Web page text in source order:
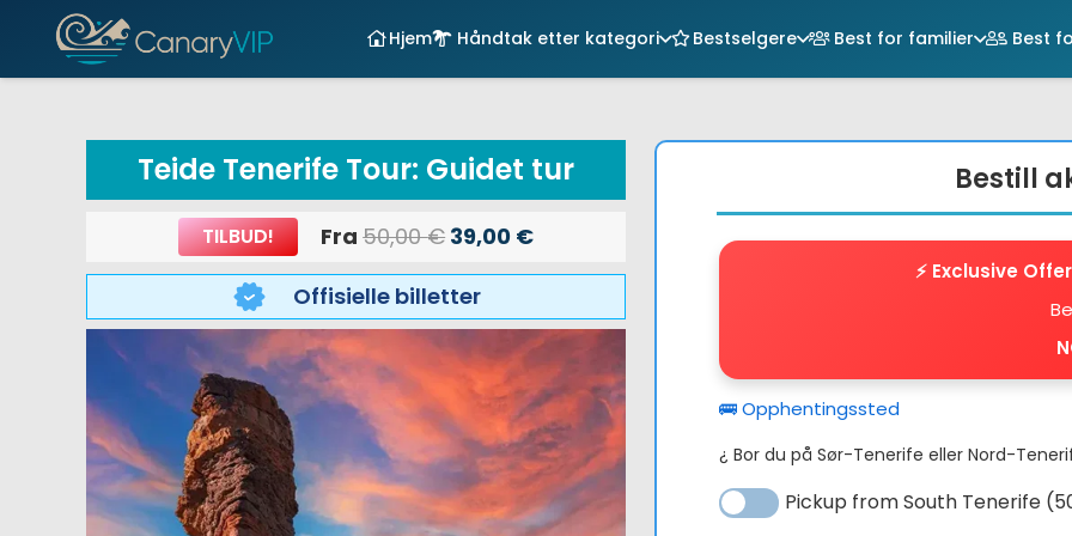
Hjem Håndtak etter kategori Bestselgere Best for familier Best
Teide Tenerife Tour: Guidet tur
TILBUD! Fra50,00€ Opprinnelig
pris
var:
50,00 €.
39,00 €Nåværende
pris
er:
39,00 €.
Offisielle billetter
Bestill
⚡️ Exclusive
🚌 Opphentingssted
¿ Bor du på Sør-Tenerife eller Nord-
Pickup from South Tenerife